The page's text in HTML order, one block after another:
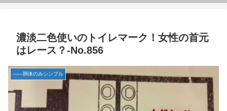
濃淡二色使いのトイレマーク！女性の首元
はレース？‐No.856
――胴体のみシンプル